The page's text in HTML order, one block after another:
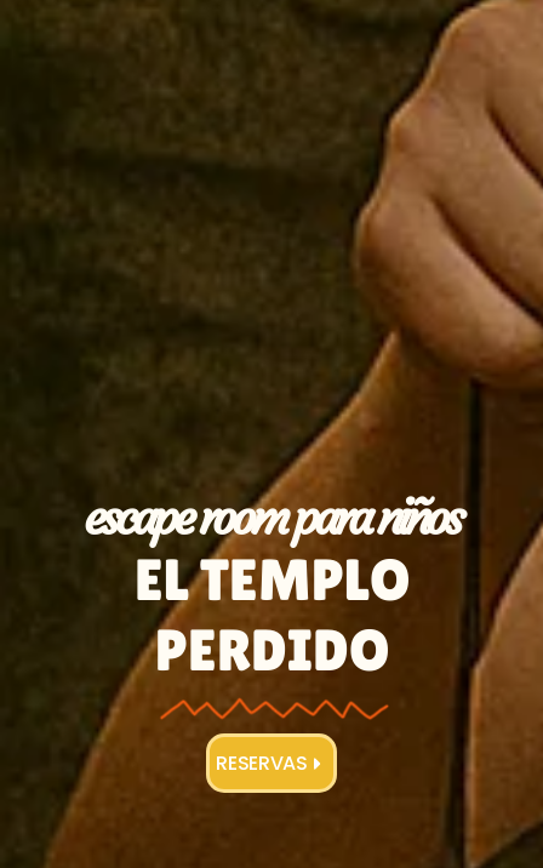
escape room para niños
EL TEMPLO
PERDIDO
RESERVAS